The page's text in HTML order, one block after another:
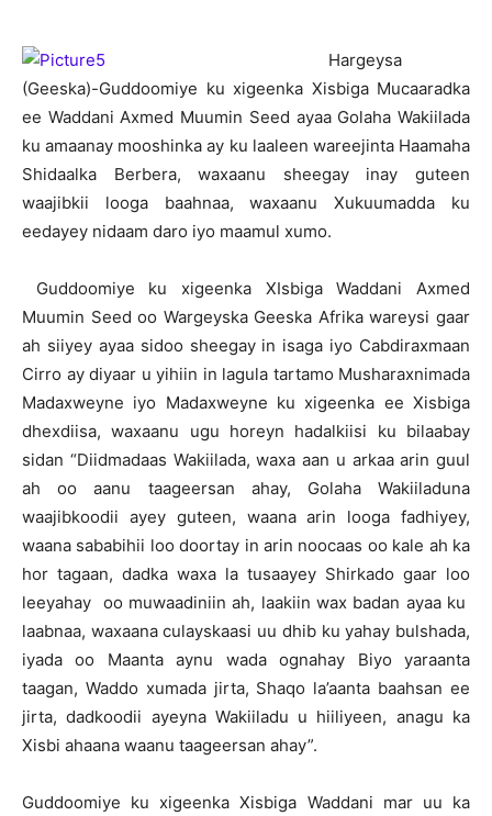
Hargeysa
(Geeska)-Guddoomiye ku xigeenka Xisbiga Mucaaradka
ee Waddani Axmed Muumin Seed ayaa Golaha Wakiilada
ku amaanay mooshinka ay ku laaleen wareejinta Haamaha
Shidaalka Berbera, waxaanu sheegay inay guteen
waajibkii looga baahnaa, waxaanu Xukuumadda ku
eedayey nidaam daro iyo maamul xumo.
Guddoomiye ku xigeenka XIsbiga Waddani Axmed
Muumin Seed oo Wargeyska Geeska Afrika wareysi gaar
ah siiyey ayaa sidoo sheegay in isaga iyo Cabdiraxmaan
Cirro ay diyaar u yihiin in lagula tartamo Musharaxnimada
Madaxweyne iyo Madaxweyne ku xigeenka ee Xisbiga
dhexdiisa, waxaanu ugu horeyn hadalkiisi ku bilaabay
sidan “Diidmadaas Wakiilada, waxa aan u arkaa arin guul
ah oo aanu taageersan ahay, Golaha Wakiiladuna
waajibkoodii ayey guteen, waana arin looga fadhiyey,
waana sababihii loo doortay in arin noocaas oo kale ah ka
hor tagaan, dadka waxa la tusaayey Shirkado gaar loo
leeyahay oo muwaadiniin ah, laakiin wax badan ayaa ku
laabnaa, waxaana culayskaasi uu dhib ku yahay bulshada,
iyada oo Maanta aynu wada ognahay Biyo yaraanta
taagan, Waddo xumada jirta, Shaqo la’aanta baahsan ee
jirta, dadkoodii ayeyna Wakiiladu u hiiliyeen, anagu ka
Xisbi ahaana waanu taageersan ahay”.
Guddoomiye ku xigeenka Xisbiga Waddani mar uu ka